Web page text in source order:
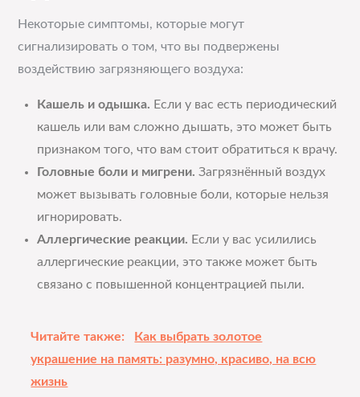
Некоторые симптомы, которые могут
сигнализировать о том, что вы подвержены
воздействию загрязняющего воздуха:
Кашель и одышка. Если у вас есть периодический
кашель или вам сложно дышать, это может быть
признаком того, что вам стоит обратиться к врачу.
Головные боли и мигрени. Загрязнённый воздух
может вызывать головные боли, которые нельзя
игнорировать.
Аллергические реакции. Если у вас усилились
аллергические реакции, это также может быть
связано с повышенной концентрацией пыли.
Читайте также:
Как выбрать золотое
украшение на память: разумно, красиво, на всю
жизнь